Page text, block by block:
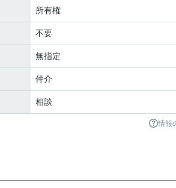
所有権
不要
無指定
仲介
相談
情報